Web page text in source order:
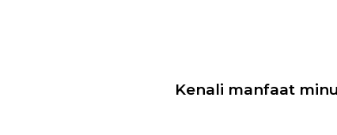
Kenali manfaat